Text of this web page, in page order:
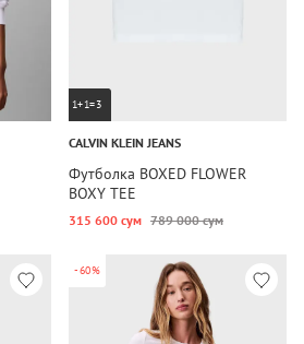
1+1=3
CALVIN KLEIN JEANS
Футболка BOXED FLOWER
BOXY TEE
315 600 сум 789 000 сум
-60%